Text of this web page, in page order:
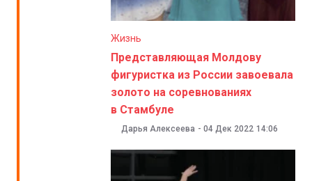
Жизнь
Представляющая Молдову
фигуристка из России завоевала
золото на соревнованиях
в Стамбуле
Дарья Алексеева - 04 Дек 2022 14:06